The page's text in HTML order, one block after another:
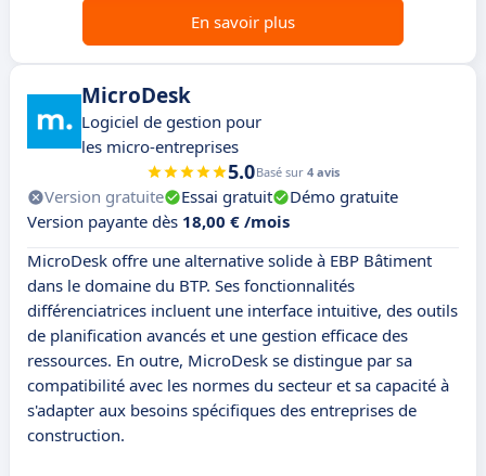
En savoir plus
MicroDesk
Logiciel de gestion pour
les micro-entreprises
5.0Basé sur 4 avis
Version gratuite Essai gratuit
Démo gratuite
Version payante dès 18,00 € /mois
MicroDesk offre une alternative solide à EBP Bâtiment
dans le domaine du BTP. Ses fonctionnalités
différenciatrices incluent une interface intuitive, des outils
de planification avancés et une gestion efficace des
ressources. En outre, MicroDesk se distingue par sa
compatibilité avec les normes du secteur et sa capacité à
s'adapter aux besoins spécifiques des entreprises de
construction.